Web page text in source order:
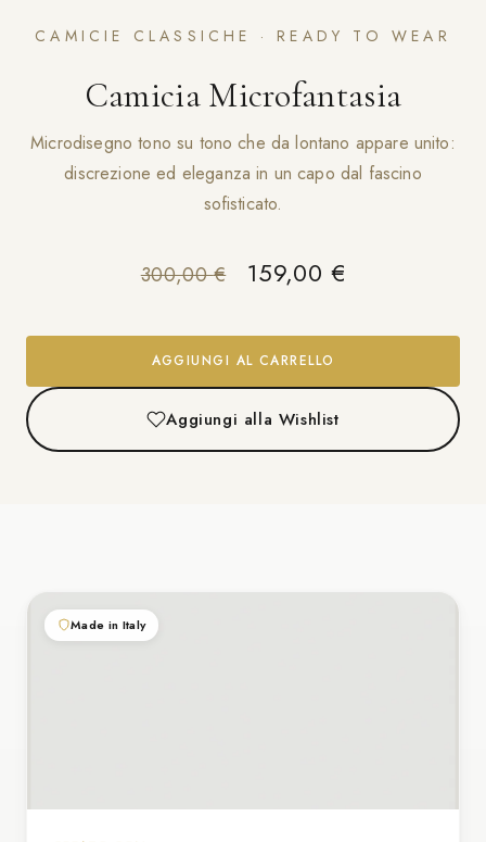
CAMICIE CLASSICHE · READY TO WEAR
Camicia Microfantasia
Microdisegno tono su tono che da lontano appare unito:
discrezione ed eleganza in un capo dal fascino
sofisticato.
300,00€ Il prezzo originale
159,00 €
AGGIUNGI AL CARRELLO
Aggiungi alla Wishlist
Made in Italy